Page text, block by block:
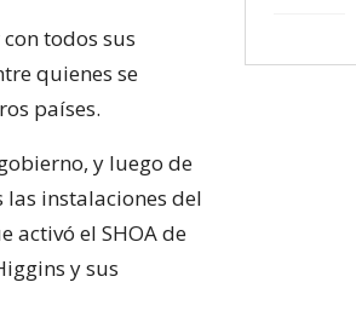
todos sus
quienes se
países.
y luego de
instalaciones del
activó el SHOA de
y sus